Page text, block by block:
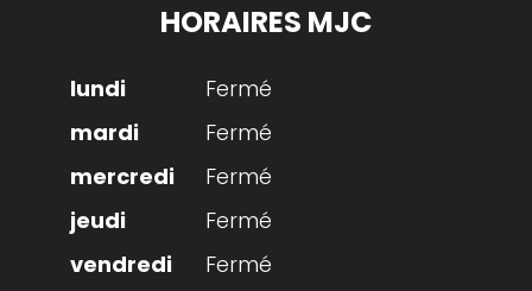
HORAIRES MJC
Fermé
Fermé
Fermé
Fermé
Fermé